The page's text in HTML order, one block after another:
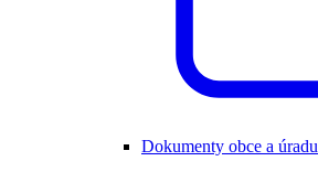
Dokumenty obce a úradu